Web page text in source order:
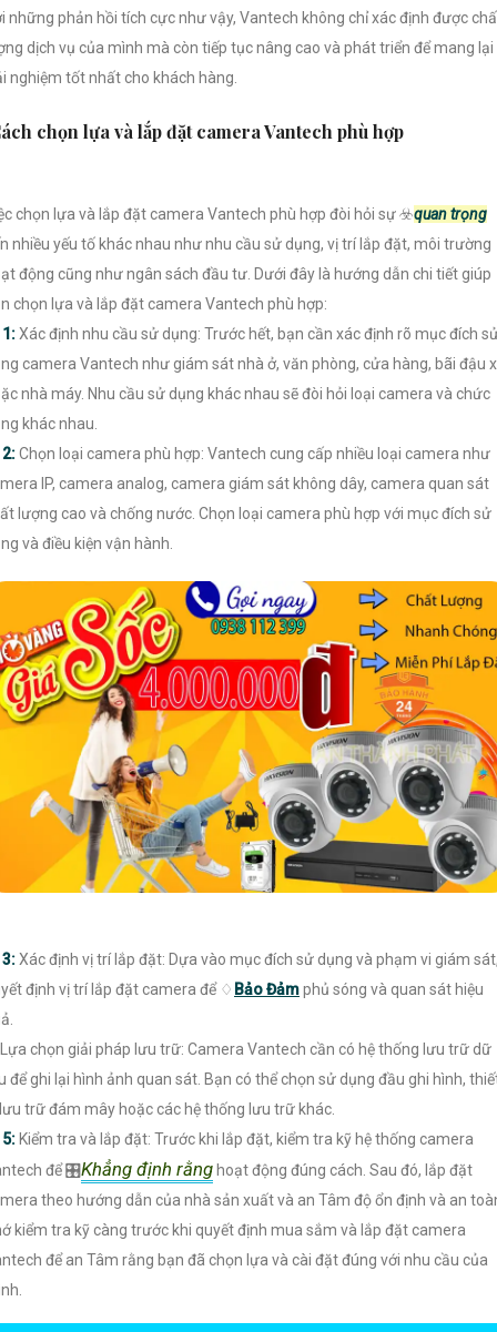
những phản hồi tích cực như vậy, Vantech không chỉ xác định được
dịch vụ của mình mà còn tiếp tục nâng cao và phát triển để mang lại
nghiệm tốt nhất cho khách hàng.
chọn lựa và lắp đặt camera Vantech phù hợp
chọn lựa và lắp đặt camera Vantech phù hợp đòi hỏi sự ☣️quan trọng
nhiều yếu tố khác nhau như nhu cầu sử dụng, vị trí lắp đặt, môi trường
động cũng như ngân sách đầu tư. Dưới đây là hướng dẫn chi tiết giúp
chọn lựa và lắp đặt camera Vantech phù hợp:
1:Xác định nhu cầu sử dụng: Trước hết, bạn cần xác định rõ mục đích
camera Vantech như giám sát nhà ở, văn phòng, cửa hàng, bãi đậu
nhà máy. Nhu cầu sử dụng khác nhau sẽ đòi hỏi loại camera và chức
khác nhau.
2:Chọn loại camera phù hợp: Vantech cung cấp nhiều loại camera như
IP, camera analog, camera giám sát không dây, camera quan sát
lượng cao và chống nước. Chọn loại camera phù hợp với mục đích sử
và điều kiện vận hành.
3:Xác định vị trí lắp đặt: Dựa vào mục đích sử dụng và phạm vi giám
định vị trí lắp đặt camera để ♢ Bảo Đảmphủ sóng và quan sát hiệu
chọn giải pháp lưu trữ: Camera Vantech cần có hệ thống lưu trữ dữ
để ghi lại hình ảnh quan sát. Bạn có thể chọn sử dụng đầu ghi hình,
trữ đám mây hoặc các hệ thống lưu trữ khác.
5: Kiểm tra và lắp đặt: Trước khi lắp đặt, kiểm tra kỹ hệ thống camera
để 🎛Khẳng định rằng hoạt động đúng cách. Sau đó, lắp đặt
theo hướng dẫn của nhà sản xuất và an Tâm độ ổn định và an
kiểm tra kỹ càng trước khi quyết định mua sắm và lắp đặt camera
để an Tâm rằng bạn đã chọn lựa và cài đặt đúng với nhu cầu của